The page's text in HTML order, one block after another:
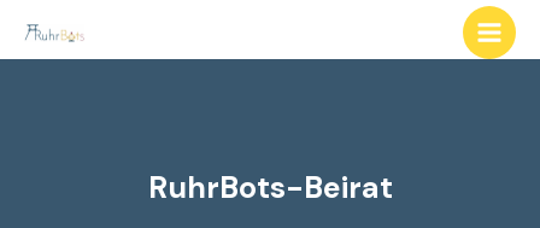
RuhrBots-Beirat